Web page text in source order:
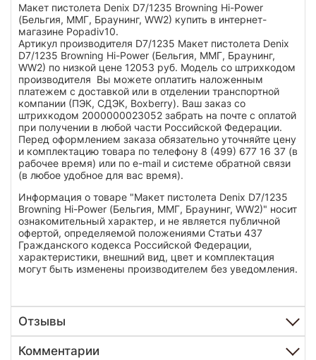
Макет пистолета Denix D7/1235 Browning Hi-Power
(Бельгия, ММГ, Браунинг, WW2) купить в интернет-
магазине Popadiv10.
Артикул производителя D7/1235 Макет пистолета Denix
D7/1235 Browning Hi-Power (Бельгия, ММГ, Браунинг,
WW2) по низкой цене 12053 руб. Модель со штрихкодом
производителя Вы можете оплатить наложенным
платежем с доставкой или в отделении транспортной
компании (ПЭК, СДЭК, Boxberry). Ваш заказ со
штрихкодом 2000000023052 забрать на почте с оплатой
при получении в любой части Российской Федерации.
Перед оформлением заказа обязательно уточняйте цену
и комплектацию товара по телефону 8 (499) 677 16 37 (в
рабочее время) или по e-mail и системе обратной связи
(в любое удобное для вас время).
Информация о товаре "Макет пистолета Denix D7/1235
Browning Hi-Power (Бельгия, ММГ, Браунинг, WW2)" носит
ознакомительный характер, и не является публичной
офертой, определяемой положениями Статьи 437
Гражданского кодекса Российской Федерации,
характеристики, внешний вид, цвет и комплектация
могут быть изменены производителем без уведомления.
Отзывы
Комментарии